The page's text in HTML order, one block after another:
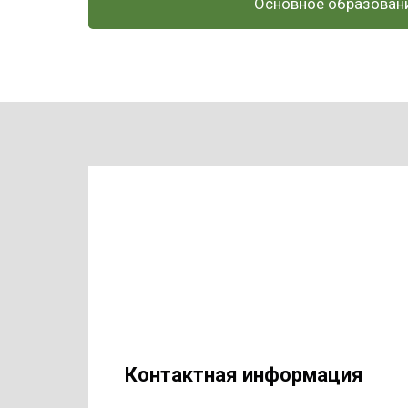
Основное
Контактная информация